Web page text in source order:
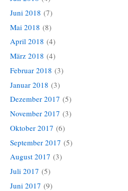
Juni 2018 (7)
Mai 2018 (8)
April 2018 (4)
März 2018 (4)
Februar 2018 (3)
Januar 2018 (3)
Dezember 2017 (5)
November 2017 (3)
Oktober 2017 (6)
September 2017 (5)
August 2017 (3)
Juli 2017 (5)
Juni 2017 (9)